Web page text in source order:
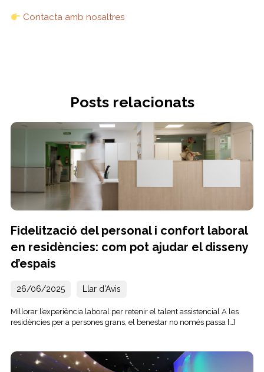
Contacta amb nosaltres
Posts relacionats
Fidelització del personal i confort laboral
en residències: com pot ajudar el disseny
d’espais
26/06/2025 Llar d'Avis
Millorar l’experiència laboral per retenir el talent assistencial A les
residències per a persones grans, el benestar no només passa […]